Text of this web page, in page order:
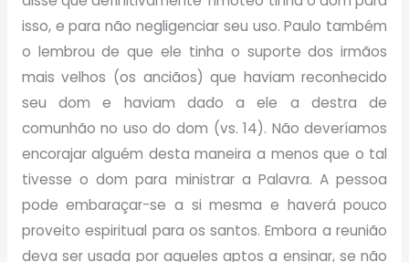
isso, e para não negligenciar seu uso. Paulo também
o lembrou de que ele tinha o suporte dos irmãos
mais velhos (os anciãos) que haviam reconhecido
seu dom e haviam dado a ele a destra de
comunhão no uso do dom (vs. 14). Não deveríamos
encorajar alguém desta maneira a menos que o tal
tivesse o dom para ministrar a Palavra. A pessoa
pode embaraçar-se a si mesma e haverá pouco
proveito espiritual para os santos. Embora a reunião
deva ser usada por aqueles aptos a ensinar, se não